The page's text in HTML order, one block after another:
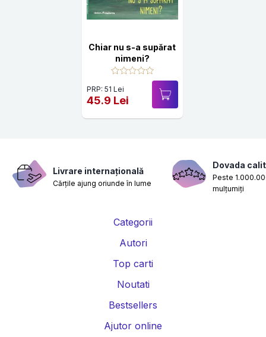
Chiar nu s-a supărat
nimeni?
PRP: 51 Lei
45.9 Lei
Livrare internațională
Cărțile ajung oriunde în lume
Dovada
Peste
mulțumiți
Categorii
Autori
Top carti
Noutati
Bestsellers
Ajutor online